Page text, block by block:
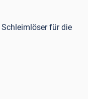
für die